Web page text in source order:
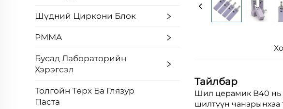
Шүдний Циркони Блок
PMMA
Бусад Лабораторийн
Хэрэгсэл
Толгойн Төрх Ба Глязур
Паста
Тайлбар
Шил церамик B40 нь
шилтүүн чанарынхаа